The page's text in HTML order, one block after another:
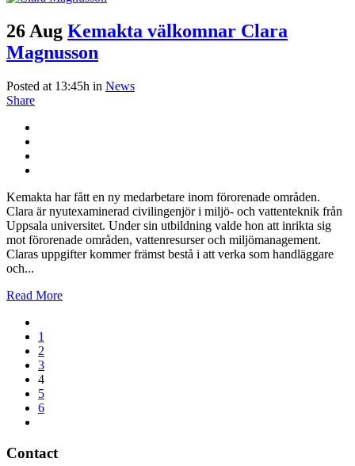
26 Aug Kemakta välkomnar Clara
Magnusson
Posted at 13:45h in News
Share
Kemakta har fått en ny medarbetare inom förorenade områden.
Clara är nyutexaminerad civilingenjör i miljö- och vattenteknik från
Uppsala universitet. Under sin utbildning valde hon att inrikta sig
mot förorenade områden, vattenresurser och miljömanagement.
Claras uppgifter kommer främst bestå i att verka som handläggare
och...
Read More
1
2
3
4
5
6
Contact